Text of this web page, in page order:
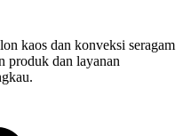
kaos dan konveksi seragam
produk dan layanan